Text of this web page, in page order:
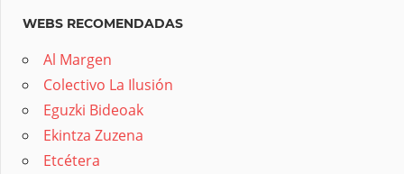
WEBS RECOMENDADAS
Al Margen
Colectivo La Ilusión
Eguzki Bideoak
Ekintza Zuzena
Etcétera